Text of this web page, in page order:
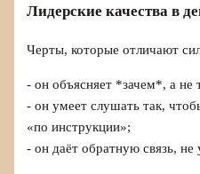
Лидерские качества в
Черты, которые отличают
- он объясняет *зачем*, а не
- он умеет слушать так,
«по инструкции»;
- он даёт обратную связь, не